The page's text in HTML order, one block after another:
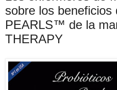
sobre los beneficios
PEARLS™ de la
THERAPY